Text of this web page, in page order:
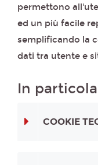
permettono
ed un più facile
semplificando la
dati tra utente e
In
COOKIE